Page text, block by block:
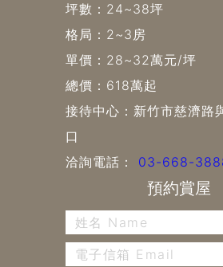
坪數：24~38坪
格局：2~3房
單價：28~32萬元/坪
總價：618萬起
接待中心：新竹市慈濟路
口
洽詢電話： 03-668-
預約賞屋